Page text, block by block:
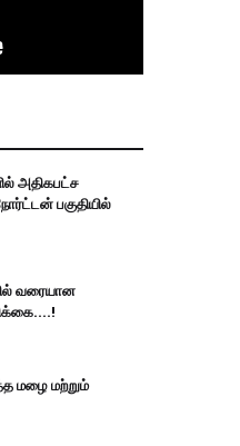
அதிகபட்ச
பகுதியில்
வரையான
மழை மற்றும்